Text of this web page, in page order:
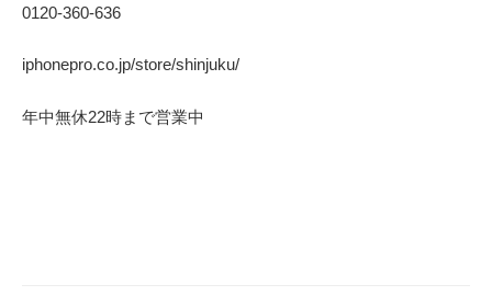
0120-360-636
iphonepro.co.jp/store/shinjuku/
年中無休22時まで営業中